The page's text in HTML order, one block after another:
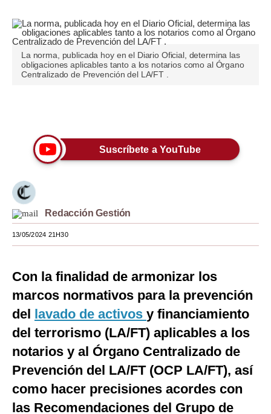
Plus G
Opinión
Editorial
Tendencias
Viajes
Moda
Estilos
Mundo
EEUU
México
España
Internacional
Tecnología
La norma, publicada hoy en el Diario Oficial, determina las
obligaciones aplicables tanto a los notarios como al Órgano
Centralizado de Prevención del LA/FT .
Suscríbete a YouTube
Redacción Gestión
13/05/2024 21H30
Con la finalidad de armonizar los
marcos normativos para la prevención
del lavado de activos y financiamiento
del terrorismo (LA/FT) aplicables a los
notarios y al Órgano Centralizado de
Prevención del LA/FT (OCP LA/FT), así
como hacer precisiones acordes con
las Recomendaciones del Grupo de